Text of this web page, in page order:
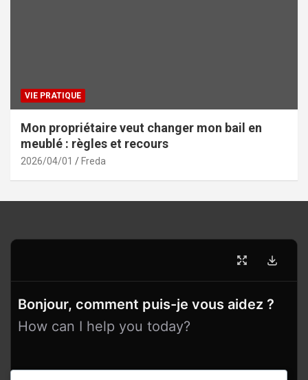
VIE PRATIQUE
Mon propriétaire veut changer mon bail en
meublé : règles et recours
2026/04/01 Freda
Bonjour, comment puis-je vous aidez ?
How can I help you today?